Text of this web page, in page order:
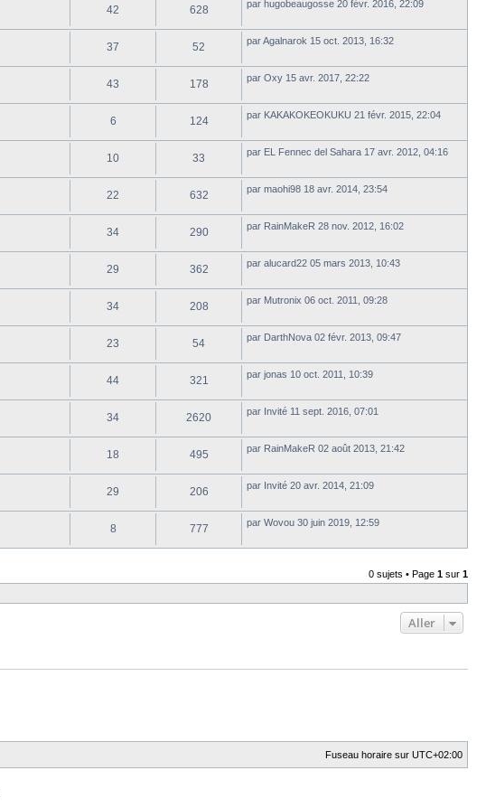
42 628 par hugobeaugosse 20 févr. 2016, 22:09
37 52 parAgalnarok 15 oct. 2013, 16:32
43 178 par Oxy 15 avr. 2017, 22:22
6 124 par KAKAKOKEOKUKU 21 févr. 2015, 22:04
10 33 par EL Fennec del Sahara 17 avr. 2012, 04:16
22 632 par maohi98 18 avr. 2014, 23:54
34 290 par RainMakeR 28 nov. 2012, 16:02
29 362 par alucard22 05 mars 2013, 10:43
34 208 par Mutronix 06 oct. 2011, 09:28
23 54 par DarthNova 02 févr. 2013, 09:47
44 321 par jonas 10 oct. 2011, 10:39
34 2620 par Invité 11 sept. 2016, 07:01
18 495 par RainMakeR 02 août 2013, 21:42
29 206 par Invité 20 avr. 2014, 21:09
8 777 par Wovou 30 juin 2019, 12:59
0 sujets • Page 1 sur 1
Aller
Fuseau horaire sur UTC+02:00